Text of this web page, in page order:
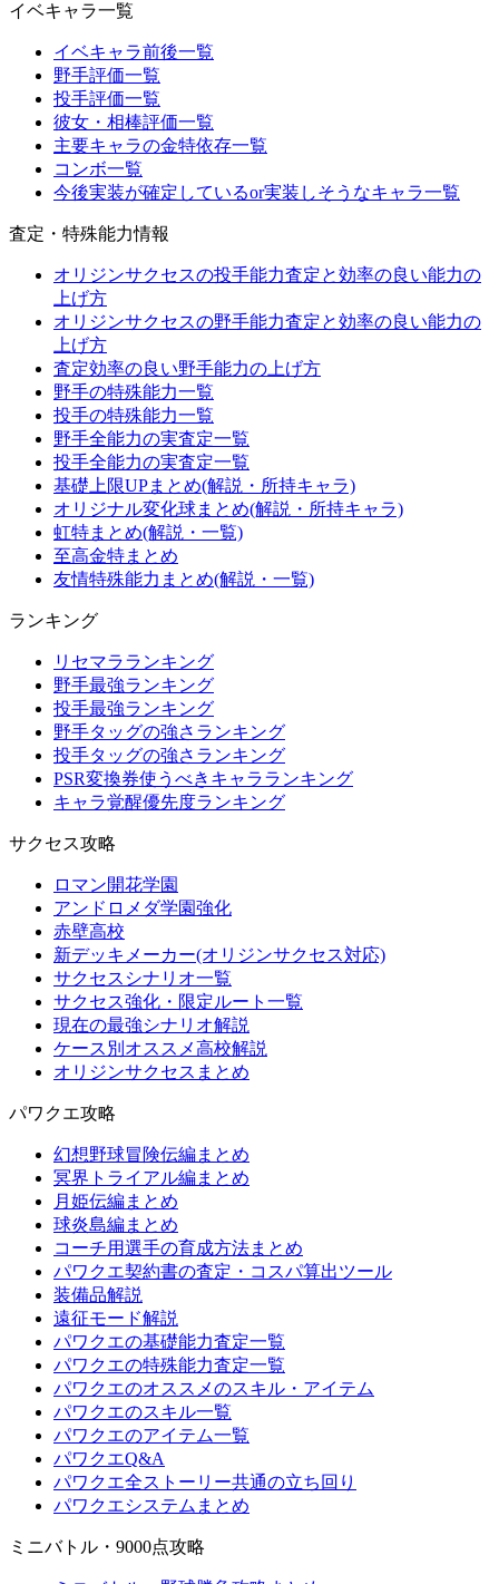
イベキャラ一覧
イベキャラ前後一覧
野手評価一覧
投手評価一覧
彼女・相棒評価一覧
主要キャラの金特依存一覧
コンボ一覧
今後実装が確定しているor実装しそうなキャラ一覧
査定・特殊能力情報
オリジンサクセスの投手能力査定と効率の良い能力の
上げ方
オリジンサクセスの野手能力査定と効率の良い能力の
上げ方
査定効率の良い野手能力の上げ方
野手の特殊能力一覧
投手の特殊能力一覧
野手全能力の実査定一覧
投手全能力の実査定一覧
基礎上限UPまとめ(解説・所持キャラ)
オリジナル変化球まとめ(解説・所持キャラ)
虹特まとめ(解説・一覧)
至高金特まとめ
友情特殊能力まとめ(解説・一覧)
ランキング
リセマラランキング
野手最強ランキング
投手最強ランキング
野手タッグの強さランキング
投手タッグの強さランキング
PSR変換券使うべきキャラランキング
キャラ覚醒優先度ランキング
サクセス攻略
ロマン開花学園
アンドロメダ学園強化
赤壁高校
新デッキメーカー(オリジンサクセス対応)
サクセスシナリオ一覧
サクセス強化・限定ルート一覧
現在の最強シナリオ解説
ケース別オススメ高校解説
オリジンサクセスまとめ
パワクエ攻略
幻想野球冒険伝編まとめ
冥界トライアル編まとめ
月姫伝編まとめ
球炎島編まとめ
コーチ用選手の育成方法まとめ
パワクエ契約書の査定・コスパ算出ツール
装備品解説
遠征モード解説
パワクエの基礎能力査定一覧
パワクエの特殊能力査定一覧
パワクエのオススメのスキル・アイテム
パワクエのスキル一覧
パワクエのアイテム一覧
パワクエQ&A
パワクエ全ストーリー共通の立ち回り
パワクエシステムまとめ
ミニバトル・9000点攻略